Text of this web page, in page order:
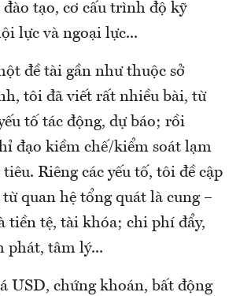
tạo, cơ cấu trình độ kỹ
lực và ngoại lực...
đề tài gần như thuộc sở
tôi đã viết rất nhiều bài, từ
tố tác động, dự báo; rồi
đạo kiềm chế/kiểm soát lạm
Riêng các yếu tố, tôi đề cập
quan hệ tổng quát là cung –
tiền tệ, tài khóa; chi phí đẩy,
phát, tâm lý...
USD, chứng khoán, bất động